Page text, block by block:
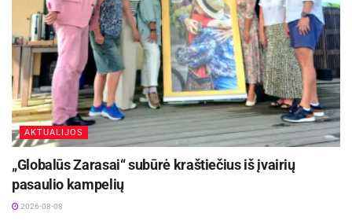
AKTUALIJOS
„Globalūs Zarasai“ subūrė kraštiečius iš įvairių
pasaulio kampelių
2026-08-08